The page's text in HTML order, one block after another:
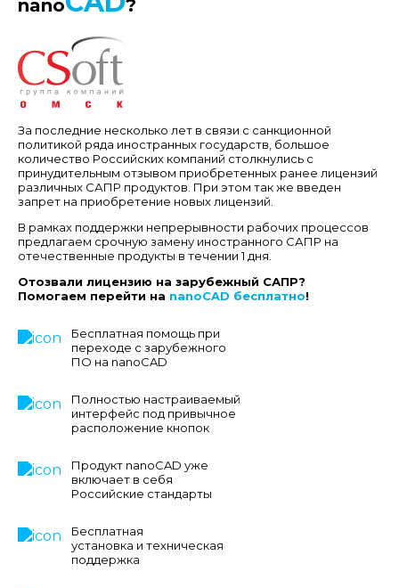
nano ?
За последние несколько лет в связи с санкционной
политикой ряда иностранных государств, большое
количество Российских компаний столкнулись с
принудительным отзывом приобретенных ранее лицензий
различных САПР продуктов. При этом так же введен
запрет на приобретение новых лицензий.
В рамках поддержки непрерывности рабочих процессов
предлагаем срочную замену иностранного САПР на
отечественные продукты в течении 1 дня.
Отозвали лицензию на зарубежный САПР?
Помогаем перейти на nanoCAD бесплатно!
Бесплатная помощь при
переходе с зарубежного
ПО на nanoCAD
Полностью настраиваемый
интерфейс под привычное
расположение кнопок
Продукт nanoCAD уже
включает в себя
Российские стандарты
Бесплатная
установка и техническая
поддержка